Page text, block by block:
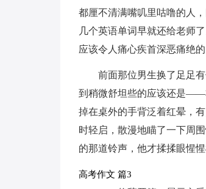
都厘不清满嘴叽里咕噜的人
几个英语单词早就还给老师
应该令人痛心疾首深恶痛绝
前面那位男生换了足足
到稍微舒坦些的应该还是——
掉在桌外的手背泛着红晕，
时轻启，散漫地瞄了一下周
的那道铃声，他才揉揉眼惺
高考作文 篇3